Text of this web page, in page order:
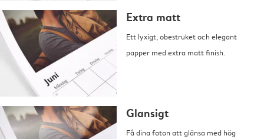
Extra matt
Ett lyxigt, obestruket och elegant
papper med extra matt finish.
Glansigt
Få dina foton att glänsa med hög